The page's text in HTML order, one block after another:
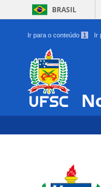
BRASIL
Ir para o conteúdo 1 Ir